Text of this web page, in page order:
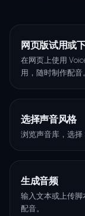
网页版试用或
在网页上使用
用，随时制作配音
选择声音风格
浏览声音库，选择
生成音频
输入文本或上传
配音。